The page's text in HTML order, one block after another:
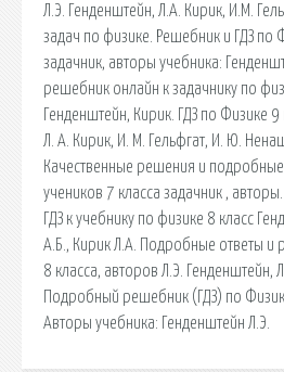
Л.Э. Генденштейн, Л.А. Кирик, И.М.
задач по физике. Решебник и ГДЗ по
задачник, авторы учебника:
решебник онлайн к задачнику по
Генденштейн, Кирик. ГДЗ по Физике
Л. А. Кирик, И. М. Гельфгат, И. Ю.
Качественные решения и
учеников 7 класса задачник ,
ГДЗ к учебнику по физике 8 класс
А.Б., Кирик Л.А. Подробные ответы и
8 класса, авторов Л.Э. Генденштейн,
Подробный решебник (ГДЗ) по
Авторы учебника: Генденштейн Л.Э.